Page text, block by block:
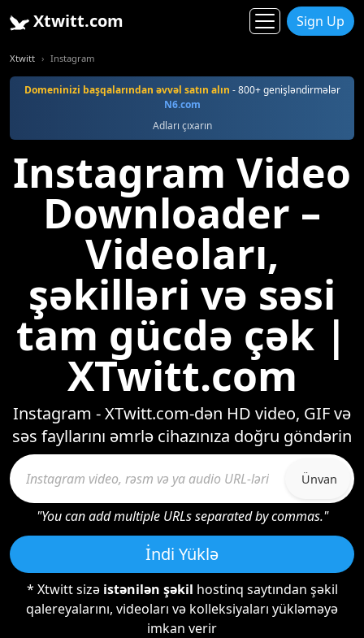
Xtwitt.com Sign Up
Xtwitt Instagram
Domeninizi başqalarından əvvəl satın alın - 800+ genişləndirmələr
N6.com
Adları çıxarın
Instagram Video
Downloader –
Videoları,
şəkilləri və səsi
tam gücdə çək |
XTwitt.com
Instagram - XTwitt.com-dən HD video, GIF və
səs fayllarını əmrlə cihazınıza doğru göndərin
Ünvan
"You can add multiple URLs separated by commas."
İndi Yüklə
* Xtwitt sizə istənilən şəkil hostinq saytından şəkil
qalereyalarını, videoları və kolleksiyaları yükləməyə
imkan verir